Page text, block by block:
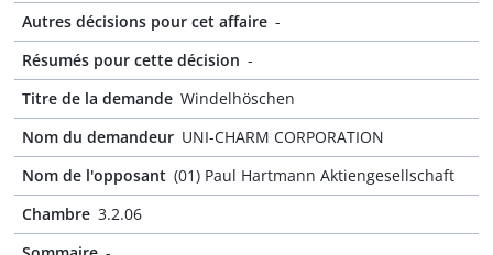
Autres décisions pour cet affaire -
Résumés pour cette décision -
Titre de la demande Windelhöschen
Nom du demandeur UNI-CHARM CORPORATION
Nom de l'opposant (01) Paul Hartmann Aktiengesellschaft
Chambre 3.2.06